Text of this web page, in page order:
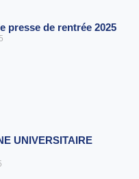
presse de rentrée 2025
UNIVERSITAIRE